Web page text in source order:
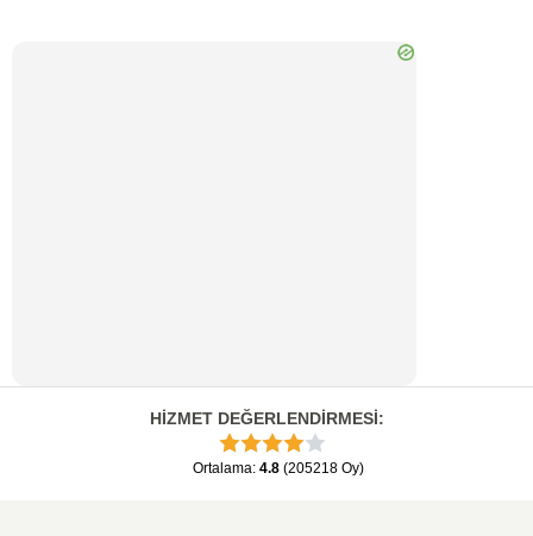
HİZMET DEĞERLENDİRMESİ:
Ortalama: 4.8 (205218 Oy)